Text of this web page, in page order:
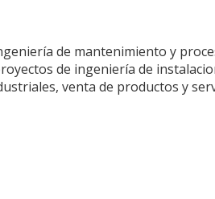
de mantenimiento y
de ingeniería de
venta de productos y